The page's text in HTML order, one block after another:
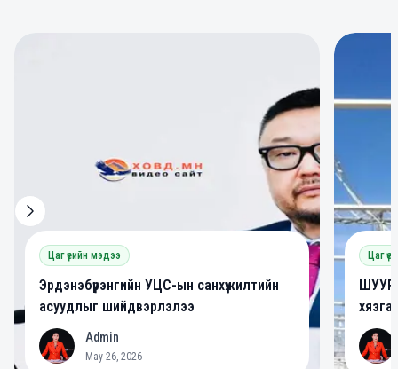
Цаг үеийн мэдээ
Эрдэнэбүрэнгийн УЦС-ын санхүүжилтийн
асуудлыг шийдвэрлэлээ
A Admin
May 26, 2026
Цаг
A